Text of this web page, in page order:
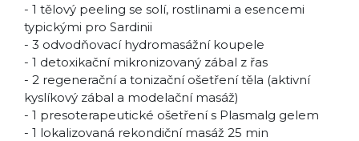
- 1 tělový peeling se solí, rostlinami a esencemi
typickými pro Sardinii
- 3 odvodňovací hydromasážní koupele
- 1 detoxikační mikronizovaný zábal z řas
- 2 regenerační a tonizační ošetření těla (aktivní
kyslíkový zábal a modelační masáž)
- 1 presoterapeutické ošetření s Plasmalg gelem
- 1 lokalizovaná rekondiční masáž 25 min